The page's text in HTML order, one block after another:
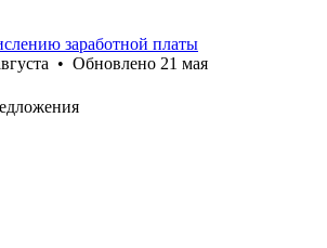
заработной платы
• Обновлено 21 мая